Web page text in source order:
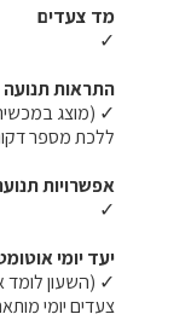
מד צעדים
✓
התראות תנועה
✓ (מוצג
ללכת מספר
אפשרויות
✓
יעד יומי
✓ (השעון לומד
צעדים יומי